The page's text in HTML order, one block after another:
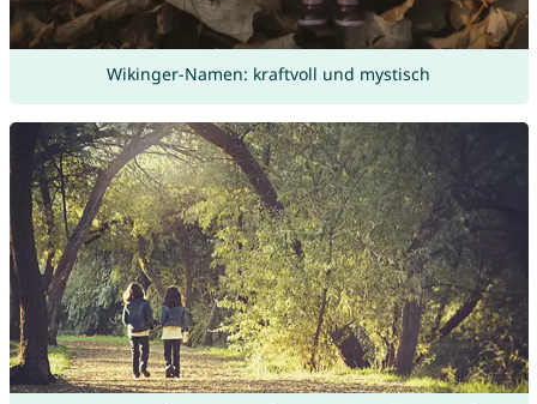
Wikinger-Namen: kraftvoll und mystisch